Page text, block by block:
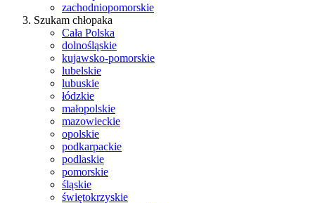
zachodniopomorskie
Szukam chłopaka
Cała Polska
dolnośląskie
kujawsko-pomorskie
lubelskie
lubuskie
łódzkie
małopolskie
mazowieckie
opolskie
podkarpackie
podlaskie
pomorskie
śląskie
świętokrzyskie